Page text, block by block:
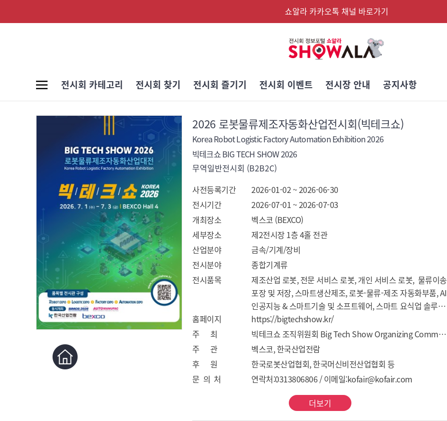
쇼알라 카카오톡 채널 바로가기
전시회 카테고리 전시회 찾기 전시회 즐기기 전시회 이벤트 전시장 안내 공지사항
2026 로봇물류제조자동화산업전시회(빅테크쇼)
Korea Robot Logistic Factory Automation Exhibition 2026
빅테크쇼 BIG TECH SHOW 2026
무역일반전시회 (B2B2C)
사전등록기간
2026-01-02 ~ 2026-06-30
전시기간
2026-07-01 ~ 2026-07-03
개최장소
벡스코 (BEXCO)
세부장소
제2전시장 1층 4홀 전관
산업분야
금속/기계/장비
전시분야
종합기계류
전시품목
제조산업 로봇, 전문 서비스 로봇, 개인 서비스 로봇,  물류이송
포장 및 저장, 스마트생산제조, 로봇-물류-제조 자동화부품, AI
인공지능 & 스마트기술 및 소프트웨어, 스마트 요식업 솔루션,
기타 로봇, 물류, 제조 자동화 관련 제품 및 서비스 등
홈페이지
https://bigtechshow.kr/
주 최
빅테크쇼 조직위원회 Big Tech Show Organizing Committee
주 관
벡스코, 한국산업전람
후 원
한국로봇산업협회, 한국머신비전산업협회 등
문 의 처
연락처:0313806806 / 이메일:kofair@kofair.com
더보기